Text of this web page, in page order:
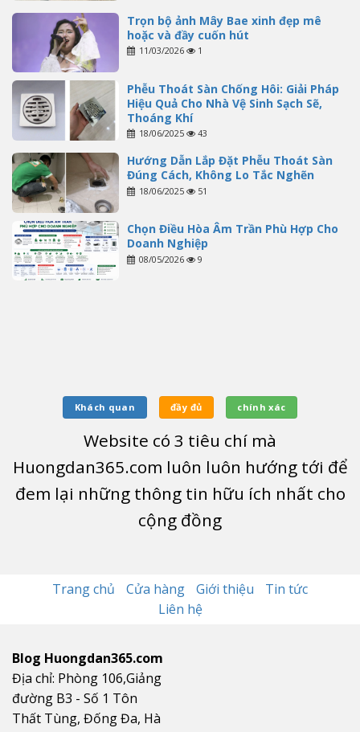
Trọn bộ ảnh Mây Bae xinh đẹp mê
hoặc và đầy cuốn hút
11/03/2026 1
Phễu Thoát Sàn Chống Hôi: Giải Pháp
Hiệu Quả Cho Nhà Vệ Sinh Sạch Sẽ,
Thoáng Khí
18/06/2025 43
Hướng Dẫn Lắp Đặt Phễu Thoát Sàn
Đúng Cách, Không Lo Tắc Nghẽn
18/06/2025 51
Chọn Điều Hòa Âm Trần Phù Hợp Cho
Doanh Nghiệp
08/05/2026 9
Khách quan đầy đủ chính xác
Website có 3 tiêu chí mà
Huongdan365.com luôn luôn hướng tới để
đem lại những thông tin hữu ích nhất cho
cộng đồng
Trang chủ Cửa hàng Giới thiệu
Tin tức
Liên hệ
Blog Huongdan365.com
Địa chỉ: Phòng 106,Giảng
đường B3 - Số 1 Tôn
Thất Tùng, Đống Đa, Hà